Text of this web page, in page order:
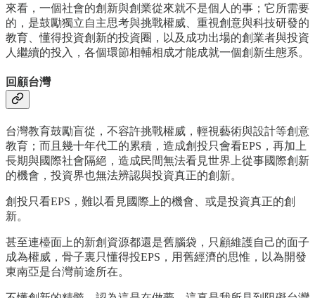
來看，一個社會的創新與創業從來就不是個人的事；它所需要
的，是鼓勵獨立自主思考與挑戰權威、重視創意與科技研發的
教育、懂得投資創新的投資圈，以及成功出場的創業者與投資
人繼續的投入，各個環節相輔相成才能成就一個創新生態系。
回顧台灣
台灣教育鼓勵盲從，不容許挑戰權威，輕視藝術與設計等創意
教育；而且幾十年代工的累積，造成創投只會看EPS，再加上
長期與國際社會隔絕，造成民間無法看見世界上從事國際創新
的機會，投資界也無法辨認與投資真正的創新。
創投只看EPS，難以看見國際上的機會、或是投資真正的創
新。
甚至連檯面上的新創資源都還是舊腦袋，只顧維護自己的面子
成為權威，骨子裏只懂得投EPS，用舊經濟的思惟，以為開發
東南亞是台灣前途所在。